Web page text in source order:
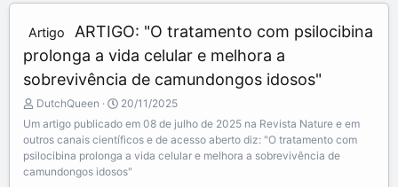
Artigo
ARTIGO: "O tratamento com psilocibina
prolonga a vida celular e melhora a
sobrevivência de camundongos idosos"
A
d
d
e
d
DutchQueen
C
r
e
a
t
20/11/2025
Um artigo publicado em 08 de julho de 2025 na Revista Nature e em
outros canais científicos e de acesso aberto diz: "O tratamento com
psilocibina prolonga a vida celular e melhora a sobrevivência de
camundongos idosos"